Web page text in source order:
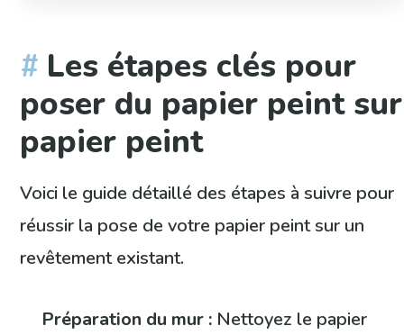
Les étapes clés pour
poser du papier peint sur
papier peint
Voici le guide détaillé des étapes à suivre pour
réussir la pose de votre papier peint sur un
revêtement existant.
Préparation du mur : Nettoyez le papier